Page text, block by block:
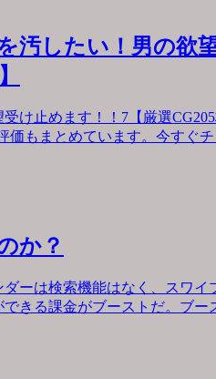
汚したい！男の欲
け止めます！！7【厳選
もまとめています。今すぐチ
か？
ーは検索機能はなく、スワ
きる課金がブーストだ。ブー